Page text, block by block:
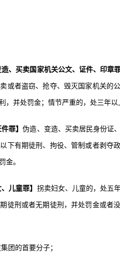
、买卖国家机关公文、证件、印章
或者盗窃、抢夺、毁灭国家机关的
，并处罚金；情节严重的，处三年
件罪】伪造、变造、买卖居民身份证
下有期徒刑、拘役、管制或者剥夺
金。
儿童罪】 拐卖妇女、儿童的，处五
徒刑或者无期徒刑，并处罚金或者
的首要分子；